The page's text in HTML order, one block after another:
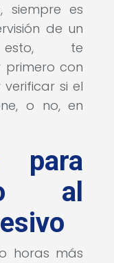
siempre es
de un
esto, te
primero con
si el
o no, en
para
al
horas más